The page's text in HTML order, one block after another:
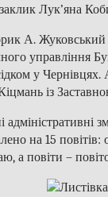
Лук’яна
А. Жуковський
управління
у
із
на 15
а повіти –